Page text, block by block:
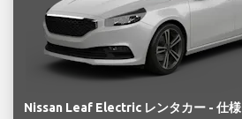
Nissan Leaf Electric レンタカー - 仕様